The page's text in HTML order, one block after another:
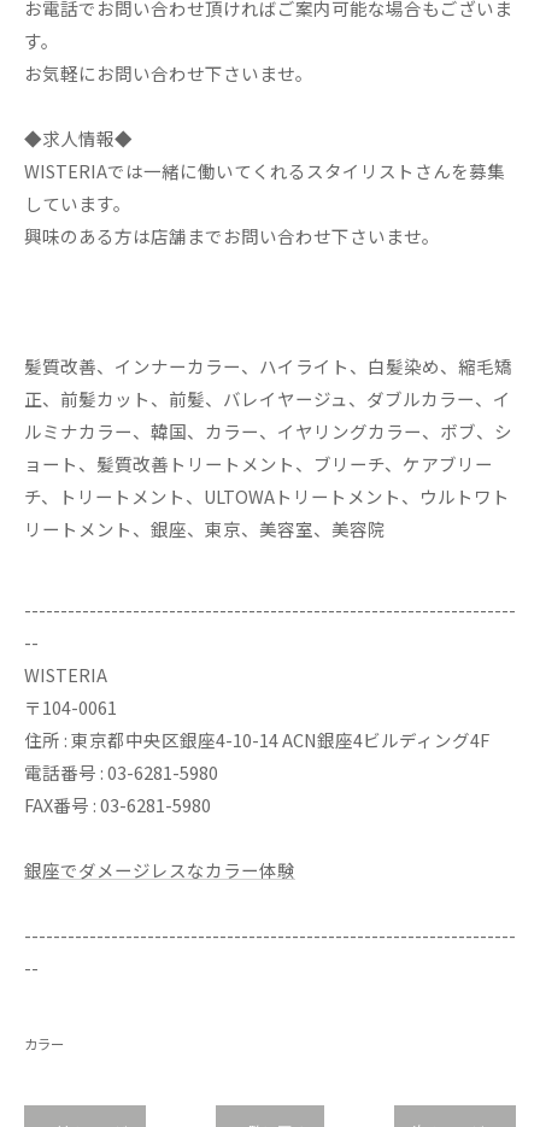
お電話でお問い合わせ頂ければご案内可能な場合もございま
す。
お気軽にお問い合わせ下さいませ。
◆求人情報◆
WISTERIAでは一緒に働いてくれるスタイリストさんを募集
しています。
興味のある方は店舗までお問い合わせ下さいませ。
髪質改善、インナーカラー、ハイライト、白髪染め、縮毛矯
正、前髪カット、前髪、バレイヤージュ、ダブルカラー、イ
ルミナカラー、韓国、カラー、イヤリングカラー、ボブ、シ
ョート、髪質改善トリートメント、ブリーチ、ケアブリー
チ、トリートメント、ULTOWAトリートメント、ウルトワト
リートメント、銀座、東京、美容室、美容院
--------------------------------------------------------------------
--
WISTERIA
〒104-0061
住所 : 東京都中央区銀座4-10-14 ACN銀座4ビルディング4F
電話番号 : 03-6281-5980
FAX番号 : 03-6281-5980
銀座でダメージレスなカラー体験
--------------------------------------------------------------------
--
カラー